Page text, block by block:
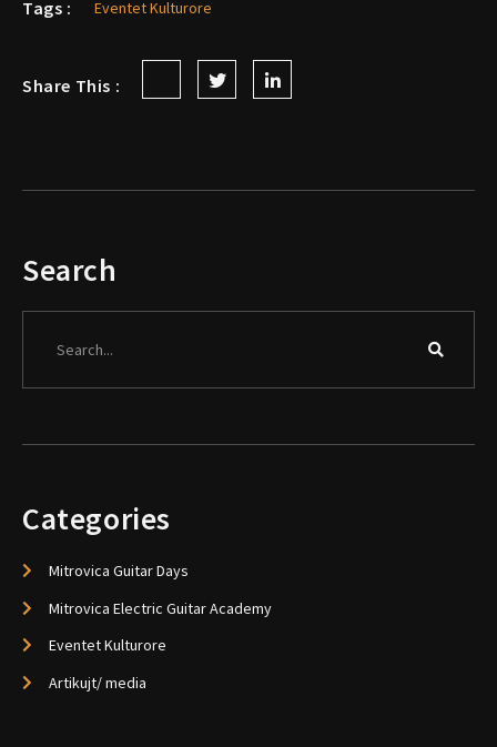
Search
Categories
Mitrovica Guitar Days
Mitrovica Electric Guitar Academy
Eventet Kulturore
Artikujt/ media
Tags : Eventet Kulturore
Share This :